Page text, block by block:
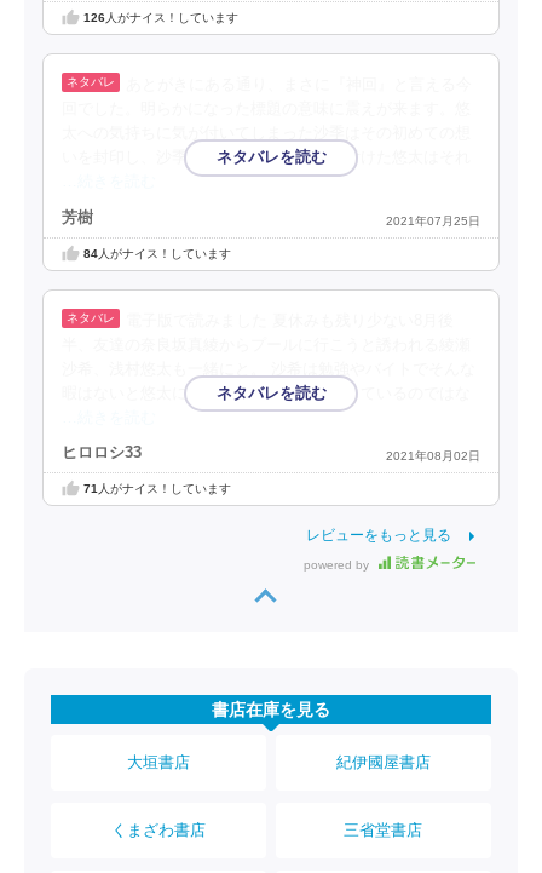
126人がナイス！しています
いを封印し、沙季へ向ける感情に名前を付けた悠太はそれ
芳樹 2021年07月25日
84人がナイス！しています
暇はないと悠太に言うが、沙希が無理をしているのではな
ヒロロシ33 2021年08月02日
71人がナイス！しています
レビューをもっと見る
powered by
書店在庫を見る
大垣書店 紀伊國屋書店
くまざわ書店 三省堂書店